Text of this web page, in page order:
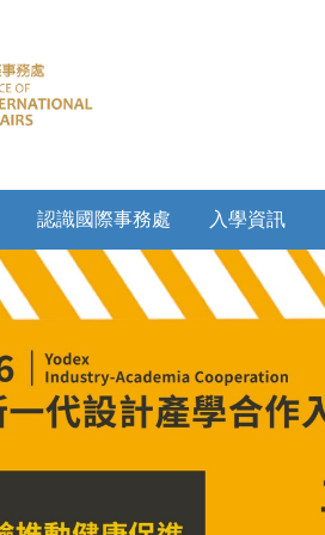
認識國際事務處 入學資訊